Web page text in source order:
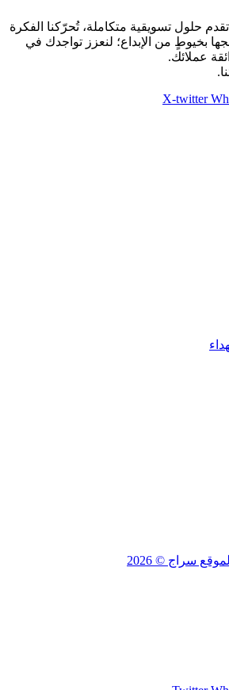
حلول تسويقية متكاملة، تُحرّكنا الفكرة
بخيوطٍ من الإبداع؛ لنعزز تواجدك في
عملائك.
X-twitter
سراج © 2026